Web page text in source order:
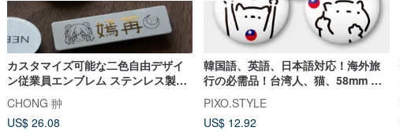
カスタマイズ可能な二色自由デザイ
ン従業員エンブレム ステンレス製メ
タルネームバッジ ロゴマーク 10 個
セット
CHONG 翀
US$ 26.08
韓国語、英語、日本語対応！海外旅
行の必需品！台湾人、猫、58mm 缶
スステッカー付き 019
PIXO.STYLE
US$ 12.92